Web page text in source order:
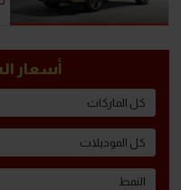
أسعار
كل الماركات
كل الموديلات
النمط